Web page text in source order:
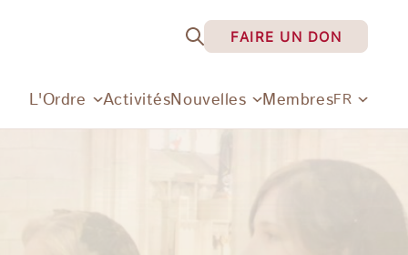
FAIRE UN DON
L'Ordre ActivitésNouvelles MembresFR